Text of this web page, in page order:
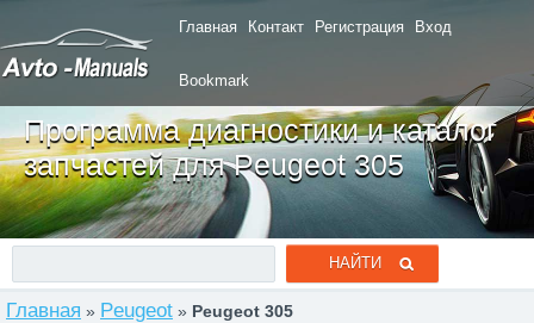
Главная Контакт Регистрация Вход
Bookmark
Программа диагностики и каталог
запчастей для Peugeot 305
Главная » Peugeot » Peugeot 305